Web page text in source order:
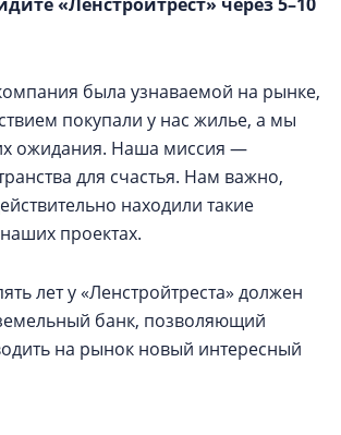
была узнаваемой на рынке,
покупали у нас жилье, а мы
ожидания. Наша миссия —
для счастья. Нам важно,
находили такие
проектах.
лет у «Ленстройтреста» должен
банк, позволяющий
на рынок новый интересный